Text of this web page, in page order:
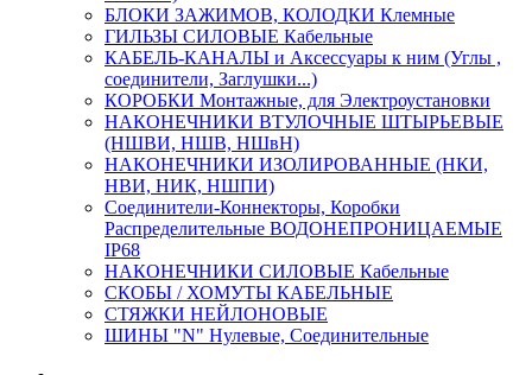
БЛОКИ ЗАЖИМОВ, КОЛОДКИ Клемные
ГИЛЬЗЫ СИЛОВЫЕ Кабельные
КАБЕЛЬ-КАНАЛЫ и Аксессуары к ним (Углы ,
соединители, Заглушки...)
КОРОБКИ Монтажные, для Электроустановки
НАКОНЕЧНИКИ ВТУЛОЧНЫЕ ШТЫРЬЕВЫЕ
(НШВИ, НШВ, НШвН)
НАКОНЕЧНИКИ ИЗОЛИРОВАННЫЕ (НКИ,
НВИ, НИК, НШПИ)
Соединители-Коннекторы, Коробки
Распределительные ВОДОНЕПРОНИЦАЕМЫЕ
IP68
НАКОНЕЧНИКИ СИЛОВЫЕ Кабельные
СКОБЫ / ХОМУТЫ КАБЕЛЬНЫЕ
СТЯЖКИ НЕЙЛОНОВЫЕ
ШИНЫ "N" Нулевые, Соединительные